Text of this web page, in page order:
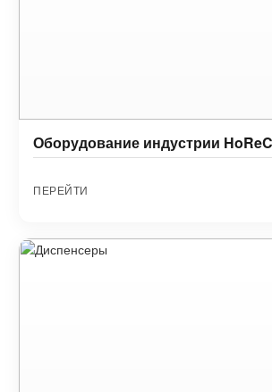
Оборудование индустрии
ПЕРЕЙТИ